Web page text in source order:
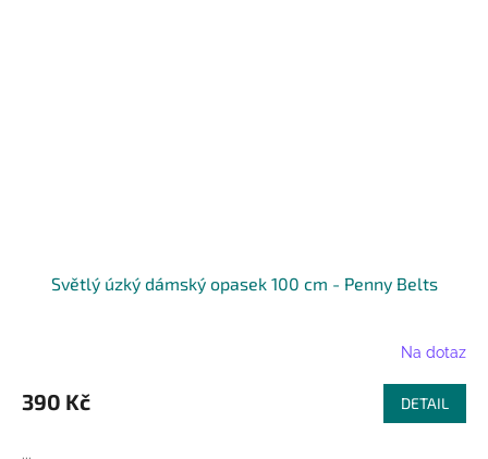
Světlý úzký dámský opasek 100 cm - Penny Belts
Na dotaz
390 Kč DETAIL
...